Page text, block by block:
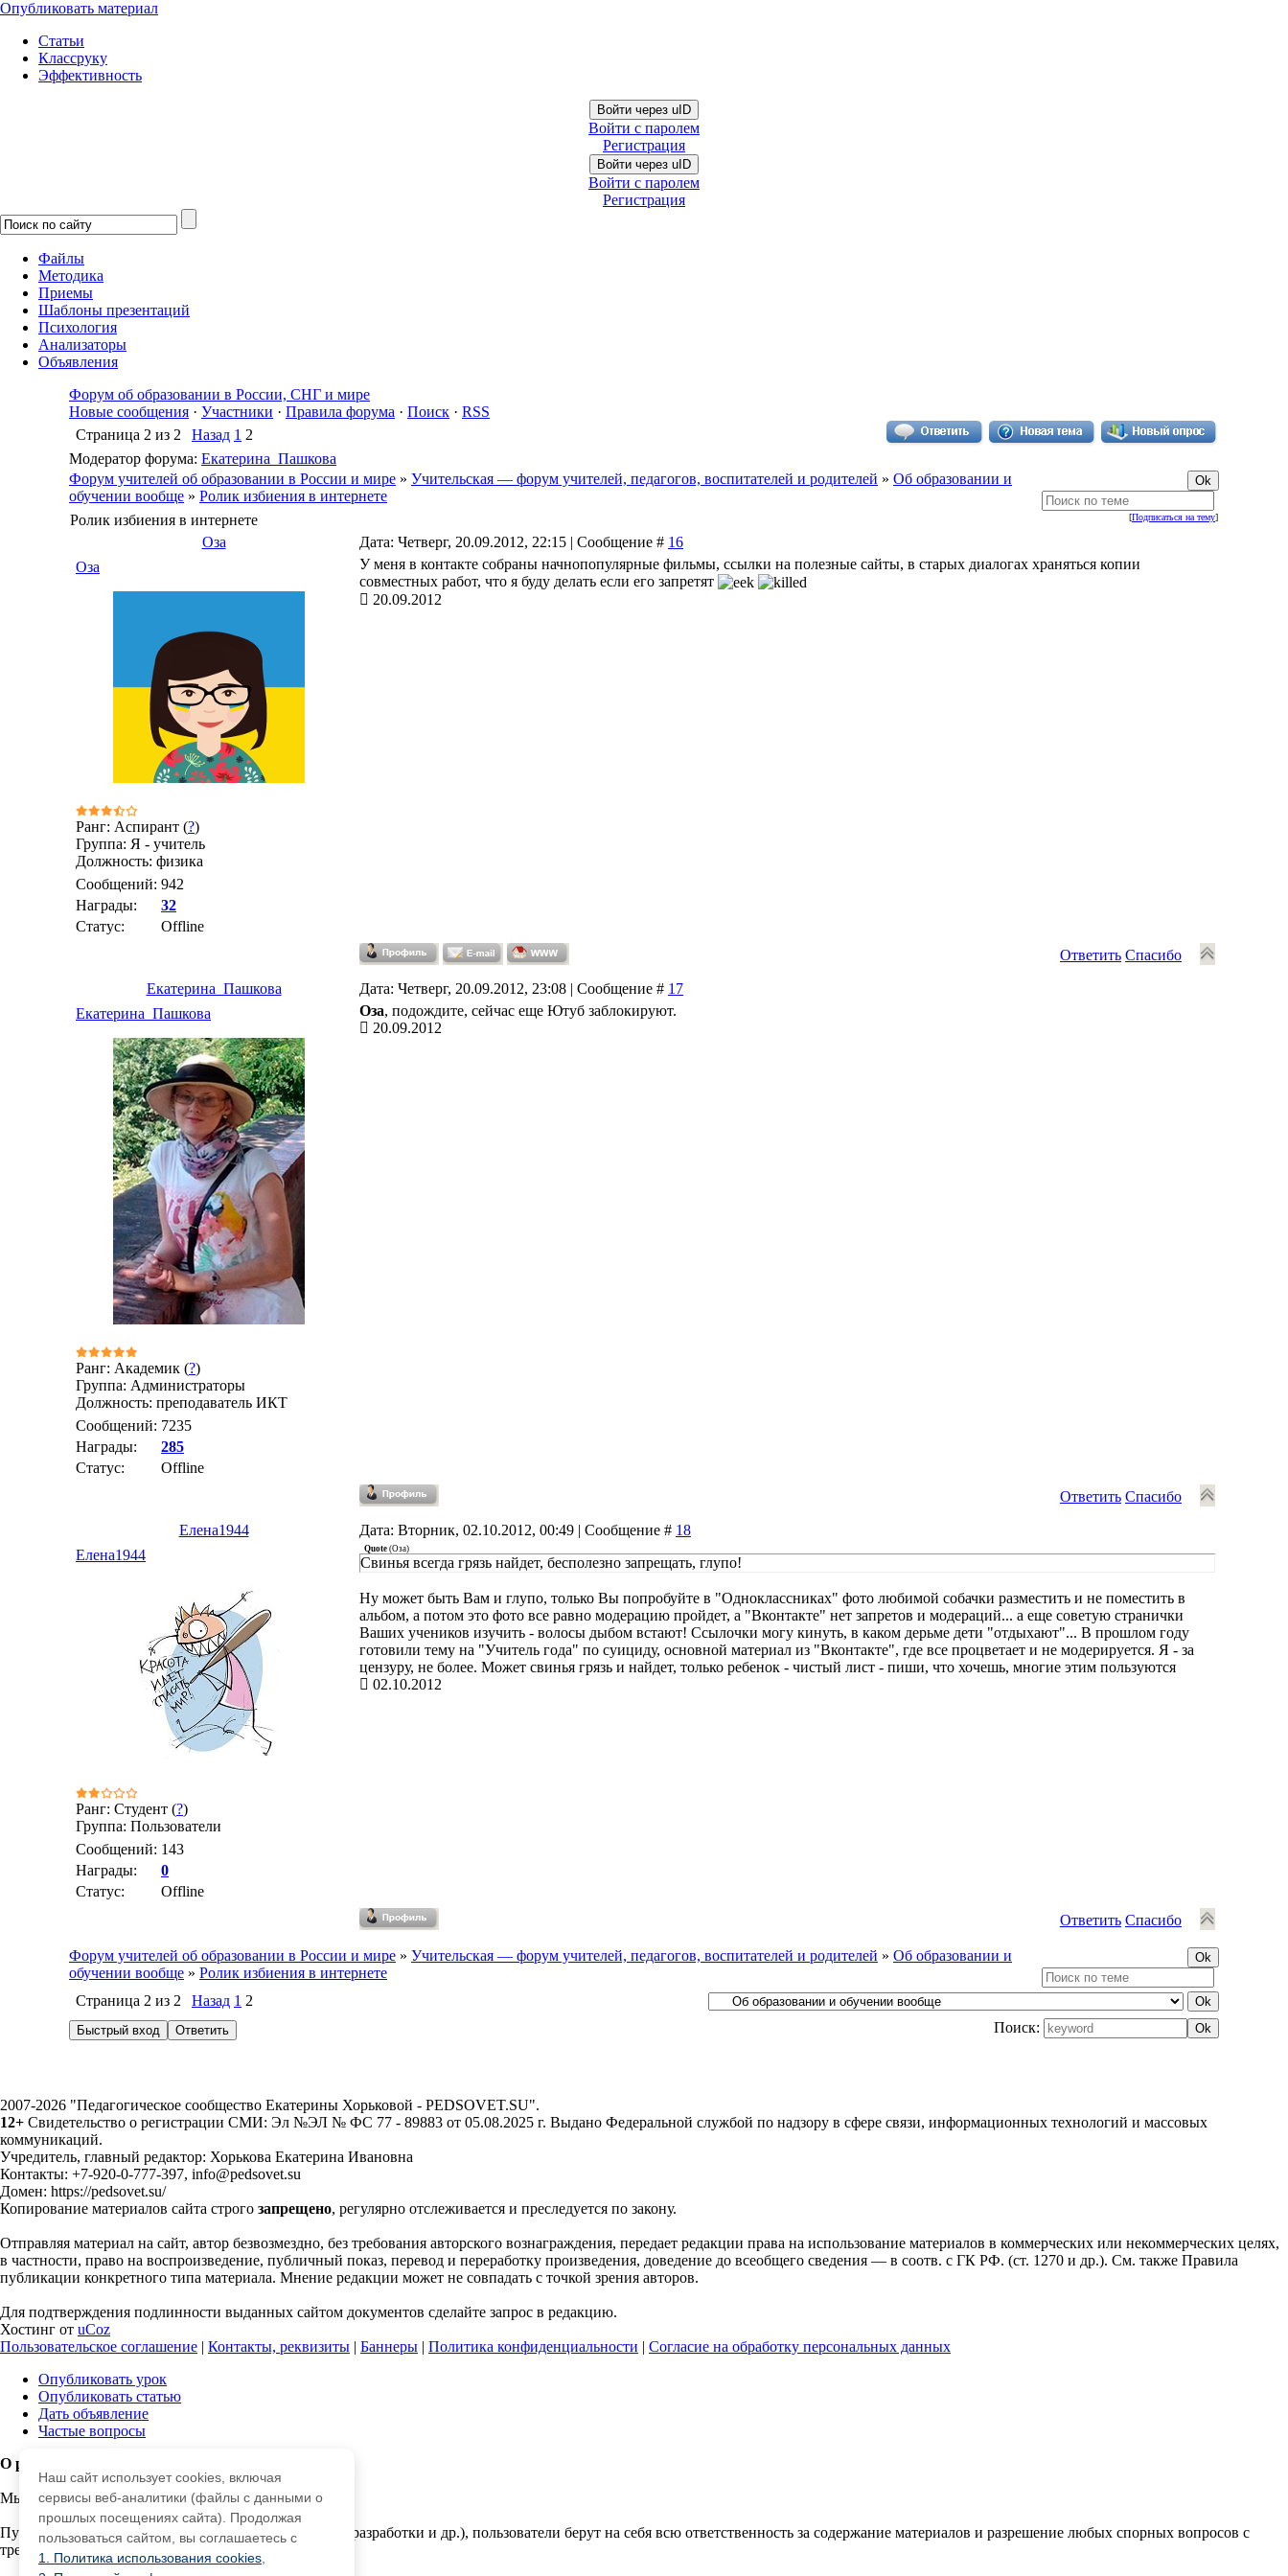
Опубликовать материал
Статьи
Классруку
Эффективность
Войти через uID
Войти с паролем
Регистрация
Войти через uID
Войти с паролем
Регистрация
Файлы
Методика
Приемы
Шаблоны презентаций
Психология
Анализаторы
Объявления
Форум об образовании в России, СНГ и мире
Новые сообщения · Участники · Правила форума · Поиск · RSS
Страница 2 из 2 Назад 1 2
Модератор форума: Екатерина_Пашкова
Форум учителей об образовании в России и мире » Учительская — форум учителей, педагогов, воспитателей и родителей » Об образовании и
обучении вообще » Ролик избиения в интернете
[Подписаться на тему]
Ролик избиения в интернете
Оза
Дата: Четверг, 20.09.2012, 22:15 | Сообщение # 16
Оза
Ранг: Аспирант (?)
Группа: Я - учитель
Должность: физика
Сообщений: 942
Награды:
32
Статус:
Offline
У меня в контакте собраны начнопопулярные фильмы, ссылки на полезные сайты, в старых диалогах храняться копии
совместных работ, что я буду делать если его запретят
20.09.2012
Ответить Спасибо
Екатерина_Пашкова Дата: Четверг, 20.09.2012, 23:08 | Сообщение # 17
Екатерина_Пашкова
Ранг: Академик (?)
Группа: Администраторы
Должность: преподаватель ИКТ
Сообщений: 7235
Награды:
285
Статус:
Offline
Оза, подождите, сейчас еще Ютуб заблокируют.
20.09.2012
Ответить Спасибо
Елена1944 Дата: Вторник, 02.10.2012, 00:49 | Сообщение # 18
Елена1944
Ранг: Студент (?)
Группа: Пользователи
Сообщений: 143
Награды:
0
Статус:
Offline
Quote (Оза)
Свинья всегда грязь найдет, бесполезно запрещать, глупо!
Ну может быть Вам и глупо, только Вы попробуйте в "Одноклассниках" фото любимой собачки разместить и не поместить в
альбом, а потом это фото все равно модерацию пройдет, а "Вконтакте" нет запретов и модераций... а еще советую странички
Ваших учеников изучить - волосы дыбом встают! Ссылочки могу кинуть, в каком дерьме дети "отдыхают"... В прошлом году
готовили тему на "Учитель года" по суициду, основной материал из "Вконтакте", где все процветает и не модерируется. Я - за
цензуру, не более. Может свинья грязь и найдет, только ребенок - чистый лист - пиши, что хочешь, многие этим пользуются
02.10.2012
Ответить Спасибо
Форум учителей об образовании в России и мире » Учительская — форум учителей, педагогов, воспитателей и родителей » Об образовании и
обучении вообще » Ролик избиения в интернете
Страница 2 из 2 Назад 1 2
Поиск:
2007-2026 "Педагогическое сообщество Екатерины Хорьковой - PEDSOVET.SU".
12+ Свидетельство о регистрации СМИ: Эл №ЭЛ № ФС 77 - 89883 от 05.08.2025 г. Выдано Федеральной службой по надзору в сфере связи, информационных технологий и массовых
коммуникаций.
Учредитель, главный редактор: Хорькова Екатерина Ивановна
Контакты: +7-920-0-777-397, info@pedsovet.su
Домен: https://pedsovet.su/
Копирование материалов сайта строго запрещено, регулярно отслеживается и преследуется по закону.
Отправляя материал на сайт, автор безвозмездно, без требования авторского вознаграждения, передает редакции права на использование материалов в коммерческих или некоммерческих целях,
в частности, право на воспроизведение, публичный показ, перевод и переработку произведения, доведение до всеобщего сведения — в соотв. с ГК РФ. (ст. 1270 и др.). См. также Правила
публикации конкретного типа материала. Мнение редакции может не совпадать с точкой зрения авторов.
Для подтверждения подлинности выданных сайтом документов сделайте запрос в редакцию.
Хостинг от uCoz
Пользовательское соглашение | Контакты, реквизиты | Баннеры | Политика конфиденциальности | Согласие на обработку персональных данных
Опубликовать урок
Опубликовать статью
Дать объявление
Частые вопросы
О работе с сайтом
Мы используем cookie.
Публикуя материалы на сайте (комментарии, статьи, разработки и др.), пользователи берут на себя всю ответственность за содержание материалов и разрешение любых спорных вопросов с
третьми лицами.
Наш сайт использует cookies, включая
сервисы веб-аналитики (файлы с данными о
прошлых посещениях сайта). Продолжая
пользоваться сайтом, вы соглашаетесь с
1. Политика использования cookies